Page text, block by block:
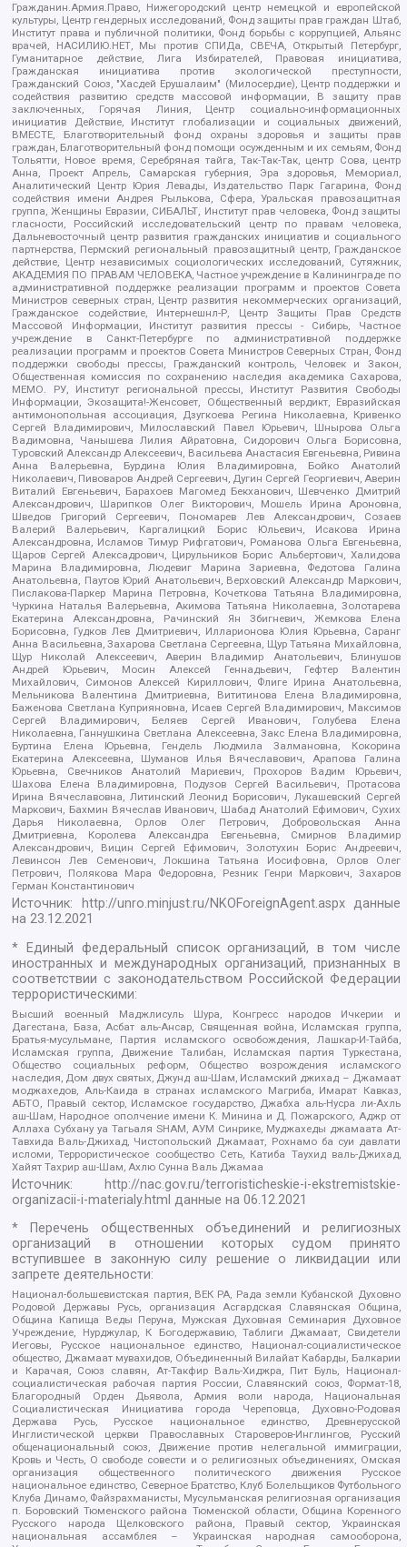
Гражданин.Армия.Право, Нижегородский центр немецкой и европейской
культуры, Центр гендерных исследований, Фонд защиты прав граждан Штаб,
Институт права и публичной политики, Фонд борьбы с коррупцией, Альянс
врачей, НАСИЛИЮ.НЕТ, Мы против СПИДа, СВЕЧА, Открытый Петербург,
Гуманитарное действие, Лига Избирателей, Правовая инициатива,
Гражданская инициатива против экологической преступности,
Гражданский Союз, "Хасдей Ерушалаим" (Милосердие), Центр поддержки и
содействия развитию средств массовой информации, В защиту прав
заключенных, Горячая Линия, Центр социально-информационных
инициатив Действие, Институт глобализации и социальных движений,
ВМЕСТЕ, Благотворительный фонд охраны здоровья и защиты прав
граждан, Благотворительный фонд помощи осужденным и их семьям, Фонд
Тольятти, Новое время, Серебряная тайга, Так-Так-Так, центр Сова, центр
Анна, Проект Апрель, Самарская губерния, Эра здоровья, Мемориал,
Аналитический Центр Юрия Левады, Издательство Парк Гагарина, Фонд
содействия имени Андрея Рылькова, Сфера, Уральская правозащитная
группа, Женщины Евразии, СИБАЛЬТ, Институт прав человека, Фонд защиты
гласности, Российский исследовательский центр по правам человека,
Дальневосточный центр развития гражданских инициатив и социального
партнерства, Пермский региональный правозащитный центр, Гражданское
действие, Центр независимых социологических исследований, Сутяжник,
АКАДЕМИЯ ПО ПРАВАМ ЧЕЛОВЕКА, Частное учреждение в Калининграде по
административной поддержке реализации программ и проектов Совета
Министров северных стран, Центр развития некоммерческих организаций,
Гражданское содействие, Интернешнл-Р, Центр Защиты Прав Средств
Массовой Информации, Институт развития прессы - Сибирь, Частное
учреждение в Санкт-Петербурге по административной поддержке
реализации программ и проектов Совета Министров Северных Стран, Фонд
поддержки свободы прессы, Гражданский контроль, Человек и Закон,
Общественная комиссия по сохранению наследия академика Сахарова,
МЕМО. РУ, Институт региональной прессы, Институт Развития Свободы
Информации, Экозащита!-Женсовет, Общественный вердикт, Евразийская
антимонопольная ассоциация, Дзугкоева Регина Николаевна, Кривенко
Сергей Владимирович, Милославский Павел Юрьевич, Шнырова Ольга
Вадимовна, Чанышева Лилия Айратовна, Сидорович Ольга Борисовна,
Туровский Александр Алексеевич, Васильева Анастасия Евгеньевна, Ривина
Анна Валерьевна, Бурдина Юлия Владимировна, Бойко Анатолий
Николаевич, Пивоваров Андрей Сергеевич, Дугин Сергей Георгиевич, Аверин
Виталий Евгеньевич, Барахоев Магомед Бекханович, Шевченко Дмитрий
Александрович, Шарипков Олег Викторович, Мошель Ирина Ароновна,
Шведов Григорий Сергеевич, Пономарев Лев Александрович, Созаев
Валерий Валерьевич, Каргалицкий Борис Юльевич, Исакова Ирина
Александровна, Исламов Тимур Рифгатович, Романова Ольга Евгеньевна,
Щаров Сергей Алексадрович, Цирульников Борис Альбертович, Халидова
Марина Владимировна, Людевиг Марина Зариевна, Федотова Галина
Анатольевна, Паутов Юрий Анатольевич, Верховский Александр Маркович,
Пислакова-Паркер Марина Петровна, Кочеткова Татьяна Владимировна,
Чуркина Наталья Валерьевна, Акимова Татьяна Николаевна, Золотарева
Екатерина Александровна, Рачинский Ян Збигневич, Жемкова Елена
Борисовна, Гудков Лев Дмитриевич, Илларионова Юлия Юрьевна, Саранг
Анна Васильевна, Захарова Светлана Сергеевна, Щур Татьяна Михайловна,
Щур Николай Алексеевич, Аверин Владимир Анатольевич, Блинушов
Андрей Юрьевич, Мосин Алексей Геннадьевич, Гефтер Валентин
Михайлович, Симонов Алексей Кириллович, Флиге Ирина Анатольевна,
Мельникова Валентина Дмитриевна, Вититинова Елена Владимировна,
Баженова Светлана Куприяновна, Исаев Сергей Владимирович, Максимов
Сергей Владимирович, Беляев Сергей Иванович, Голубева Елена
Николаевна, Ганнушкина Светлана Алексеевна, Закс Елена Владимировна,
Буртина Елена Юрьевна, Гендель Людмила Залмановна, Кокорина
Екатерина Алексеевна, Шуманов Илья Вячеславович, Арапова Галина
Юрьевна, Свечников Анатолий Мариевич, Прохоров Вадим Юрьевич,
Шахова Елена Владимировна, Подузов Сергей Васильевич, Протасова
Ирина Вячеславовна, Литинский Леонид Борисович, Лукашевский Сергей
Маркович, Бахмин Вячеслав Иванович, Шабад Анатолий Ефимович, Сухих
Дарья Николаевна, Орлов Олег Петрович, Добровольская Анна
Дмитриевна, Королева Александра Евгеньевна, Смирнов Владимир
Александрович, Вицин Сергей Ефимович, Золотухин Борис Андреевич,
Левинсон Лев Семенович, Локшина Татьяна Иосифовна, Орлов Олег
Петрович, Полякова Мара Федоровна, Резник Генри Маркович, Захаров
Герман Константинович
Источник: http://unro.minjust.ru/NKOForeignAgent.aspxданные
на23.12.2021
* Единый федеральный список организаций, в том числе
иностранных и международных организаций, признанных в
соответствии с законодательством Российской Федерации
террористическими:
Высший военный Маджлисуль Шура, Конгресс народов Ичкерии и
Дагестана, База, Асбат аль-Ансар, Священная война, Исламская группа,
Братья-мусульмане, Партия исламского освобождения, Лашкар-И-Тайба,
Исламская группа, Движение Талибан, Исламская партия Туркестана,
Общество социальных реформ, Общество возрождения исламского
наследия, Дом двух святых, Джунд аш-Шам, Исламский джихад – Джамаат
моджахедов, Аль-Каида в странах исламского Магриба, Имарат Кавказ,
АБТО, Правый сектор, Исламское государство, Джабха аль-Нусра ли-Ахль
аш-Шам, Народное ополчение имени К. Минина и Д. Пожарского, Аджр от
Аллаха Субхану уа Тагьаля SHAM, АУМ Синрике, Муджахеды джамаата Ат-
Тавхида Валь-Джихад, Чистопольский Джамаат, Рохнамо ба суи давлати
исломи, Террористическое сообщество Сеть, Катиба Таухид валь-Джихад,
Хайят Тахрир аш-Шам, Ахлю Сунна Валь Джамаа
Источник:
http://nac.gov.ru/terroristicheskie-i-ekstremistskie-
organizacii-i-materialy.html данные на06.12.2021
* Перечень общественных объединений и религиозных
организаций в отношении которых судом принято
вступившее в законную силу решение о ликвидации или
запрете деятельности:
Национал-большевистская партия, ВЕК РА, Рада земли Кубанской Духовно
Родовой Державы Русь, организация Асгардская Славянская Община,
Община Капища Веды Перуна, Мужская Духовная Семинария Духовное
Учреждение, Нурджулар, К Богодержавию, Таблиги Джамаат, Свидетели
Иеговы, Русское национальное единство, Национал-социалистическое
общество, Джамаат мувахидов, Объединенный Вилайат Кабарды, Балкарии
и Карачая, Союз славян, Ат-Такфир Валь-Хиджра, Пит Буль, Национал-
социалистическая рабочая партия России, Славянский союз, Формат-18,
Благородный Орден Дьявола, Армия воли народа, Национальная
Социалистическая Инициатива города Череповца, Духовно-Родовая
Держава Русь, Русское национальное единство, Древнерусской
Инглистической церкви Православных Староверов-Инглингов, Русский
общенациональный союз, Движение против нелегальной иммиграции,
Кровь и Честь, О свободе совести и о религиозных объединениях, Омская
организация общественного политического движения Русское
национальное единство, Северное Братство, Клуб Болельщиков Футбольного
Клуба Динамо, Файзрахманисты, Мусульманская религиозная организация
п. Боровский Тюменского района Тюменской области, Община Коренного
Русского народа Щелковского района, Правый сектор, Украинская
национальная ассамблея – Украинская народная самооборона,